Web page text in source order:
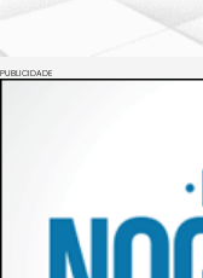
PUBLICIDADE